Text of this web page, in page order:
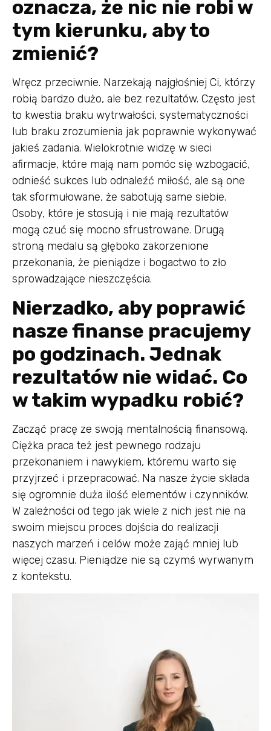
oznacza, że nic nie robi w
tym kierunku, aby to
zmienić?
Wręcz przeciwnie. Narzekają najgłośniej Ci, którzy
robią bardzo dużo, ale bez rezultatów. Często jest
to kwestia braku wytrwałości, systematyczności
lub braku zrozumienia jak poprawnie wykonywać
jakieś zadania. Wielokrotnie widzę w sieci
afirmacje, które mają nam pomóc się wzbogacić,
odnieść sukces lub odnaleźć miłość, ale są one
tak sformułowane, że sabotują same siebie.
Osoby, które je stosują i nie mają rezultatów
mogą czuć się mocno sfrustrowane. Drugą
stroną medalu są głęboko zakorzenione
przekonania, że pieniądze i bogactwo to zło
sprowadzające nieszczęścia.
Nierzadko, aby poprawić
nasze finanse pracujemy
po godzinach. Jednak
rezultatów nie widać. Co
w takim wypadku robić?
Zacząć pracę ze swoją mentalnością finansową.
Ciężka praca też jest pewnego rodzaju
przekonaniem i nawykiem, któremu warto się
przyjrzeć i przepracować. Na nasze życie składa
się ogromnie duża ilość elementów i czynników.
W zależności od tego jak wiele z nich jest nie na
swoim miejscu proces dojścia do realizacji
naszych marzeń i celów może zająć mniej lub
więcej czasu. Pieniądze nie są czymś wyrwanym
z kontekstu.